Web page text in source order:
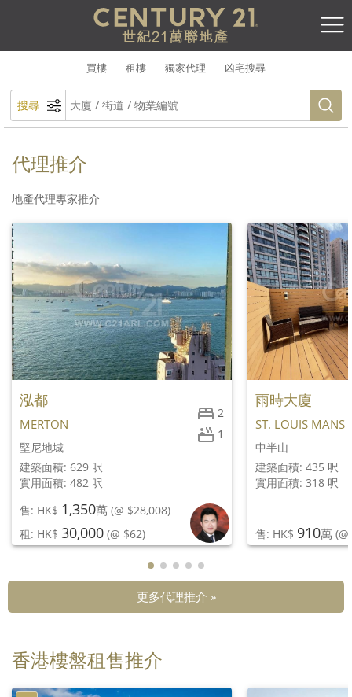
買樓 租樓 獨家代理 凶宅搜尋
搜尋
代理推介
地產代理專家推介
2
1
泓都
MERTON
堅尼地城
建築面積: 629 呎
實用面積: 482 呎
售: HK$ 1,350萬 (@ $28,008)
租: HK$ 30,000 (@ $62)
雨時大廈
ST. LOUIS MANS
中半山
建築面積: 435 呎
實用面積: 318 呎
售: HK$ 910萬
更多代理推介 »
香港樓盤租售推介